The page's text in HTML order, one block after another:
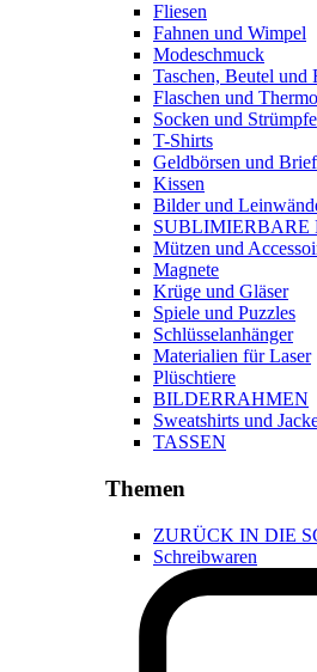
Fliesen
Fahnen und Wimpel
Modeschmuck
Taschen, Beutel und
Flaschen und
Socken und Strümpfe
T-Shirts
Geldbörsen und
Kissen
Bilder und
SUBLIMIERBARE
Mützen und
Magnete
Krüge und Gläser
Spiele und Puzzles
Schlüsselanhänger
Materialien für Laser
Plüschtiere
BILDERRAHMEN
Sweatshirts und
TASSEN
Themen
ZURÜCK IN DIE
Schreibwaren